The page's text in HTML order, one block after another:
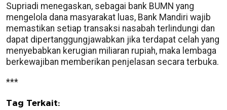
Supriadi menegaskan, sebagai bank BUMN yang
mengelola dana masyarakat luas, Bank Mandiri wajib
memastikan setiap transaksi nasabah terlindungi dan
dapat dipertanggungjawabkan jika terdapat celah yang
menyebabkan kerugian miliaran rupiah, maka lembaga
berkewajiban memberikan penjelasan secara terbuka.
***
Tag Terkait: